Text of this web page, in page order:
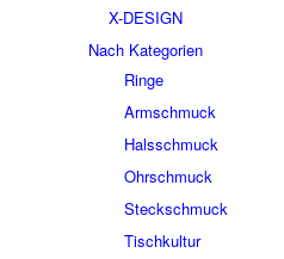
X-DESIGN
Nach Kategorien
Ringe
Armschmuck
Halsschmuck
Ohrschmuck
Steckschmuck
Tischkultur